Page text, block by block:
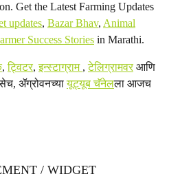
Get the Latest Farming Updates
updates, Bazar Bhav, Animal
Success Stories in Marathi.
,ट्विटर,इन्स्टाग्राम ,टेलिग्रामवरआणि
ॲग्रोवनच्यायूट्यूब चॅनेलला आजच
/ WIDGET